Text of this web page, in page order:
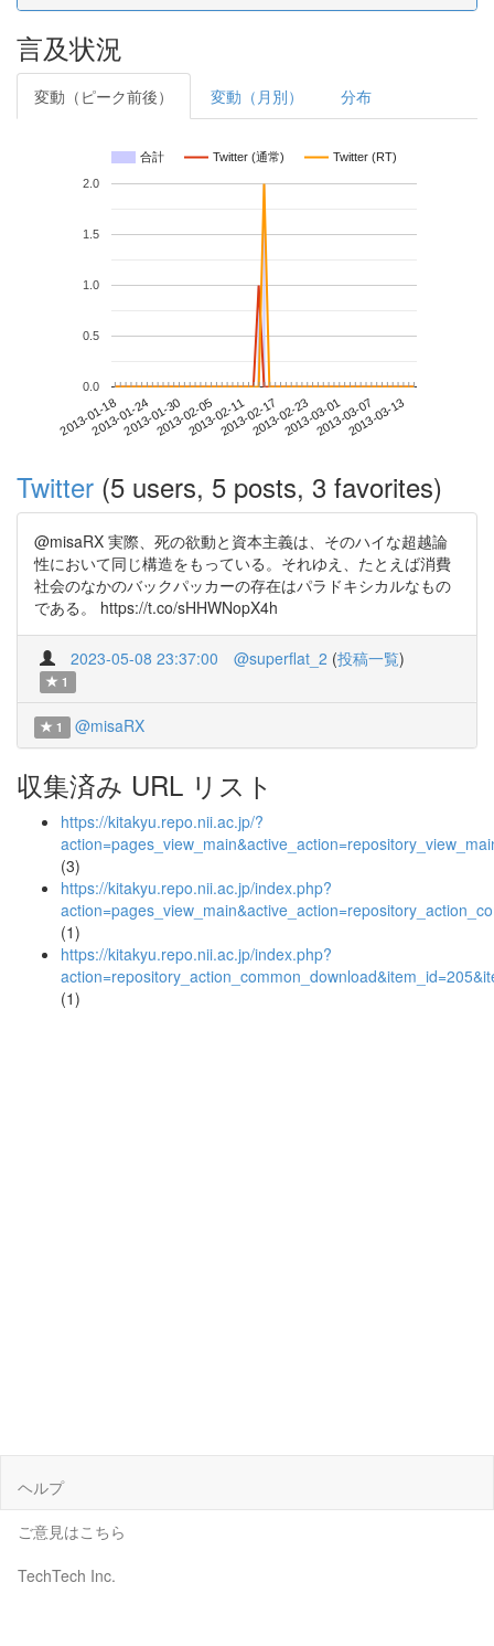
言及状況
変動（ピーク前後） 変動（月別） 分布
合計 Twitter (通常) Twitter (RT)
2013-01-182013-01-242013-01-302013-02-052013-02-112013-02-172013-02-232013-03-012013-03-072013-03-13
0.0
0.5
1.0
1.5
2.0
Twitter (5 users, 5 posts, 3 favorites)
@misaRX 実際、死の欲動と資本主義は、そのハイな超越論
性において同じ構造をもっている。それゆえ、たとえば消費
社会のなかのバックパッカーの存在はパラドキシカルなもの
である。 https://t.co/sHHWNopX4h
2023-05-08 23:37:00 @superflat_2 (投稿一覧)
1
1 @misaRX
収集済み URL リスト
https://kitakyu.repo.nii.ac.jp/?
(3)
https://kitakyu.repo.nii.ac.jp/index.php?
(1)
https://kitakyu.repo.nii.ac.jp/index.php?
(1)
ヘルプ
ご意見はこちら
TechTech Inc.